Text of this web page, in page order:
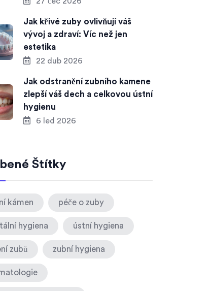
Jak křivé zuby ovlivňují váš
vývoj a zdraví: Víc než jen
estetika
22 dub 2026
Jak odstranění zubního kamene
zlepší váš dech a celkovou ústní
hygienu
6 led 2026
Štítky
kámen péče o zuby
hygiena ústní hygiena
zubů zubní hygiena